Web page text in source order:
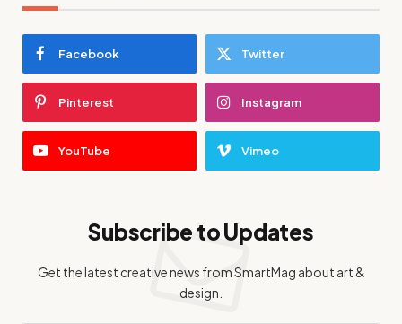
Facebook Twitter
Pinterest Instagram
YouTube Vimeo
Subscribe to Updates
Get the latest creative news from SmartMag about art &
design.